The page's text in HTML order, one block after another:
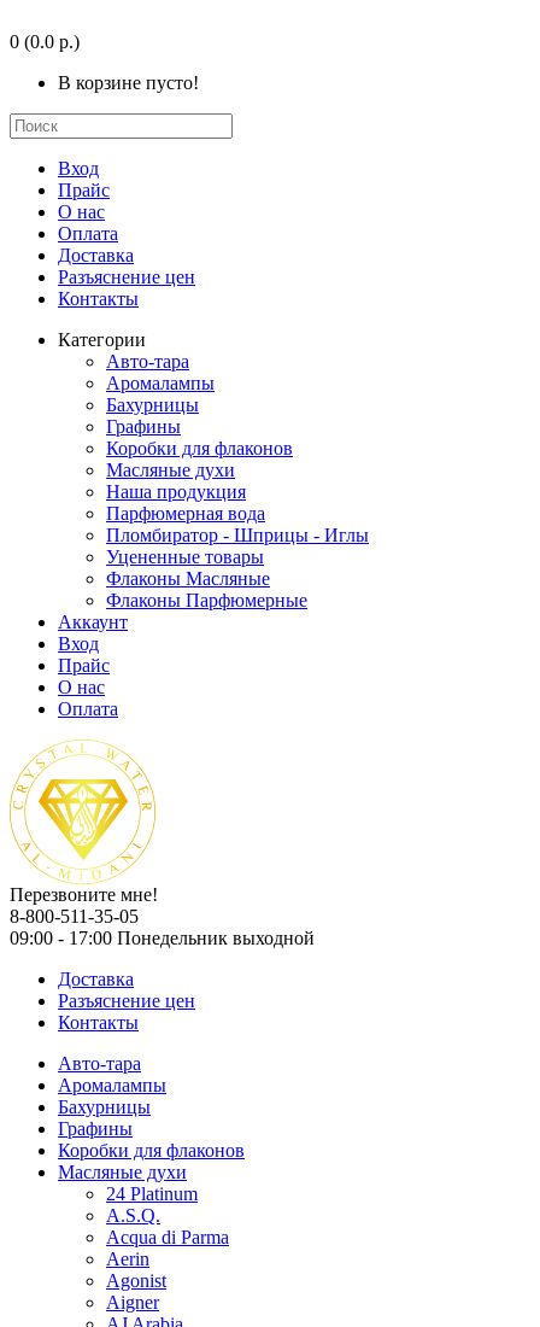
0 (0.0 р.)
В корзине пусто!
Вход
Прайс
О нас
Оплата
Доставка
Разъяснение цен
Контакты
Категории
Авто-тара
Аромалампы
Бахурницы
Графины
Коробки для флаконов
Масляные духи
Наша продукция
Парфюмерная вода
Пломбиратор - Шприцы - Иглы
Уцененные товары
Флаконы Масляные
Флаконы Парфюмерные
Аккаунт
Вход
Прайс
О нас
Оплата
Перезвоните мне!
8-800-511-35-05
09:00 - 17:00 Понедельник выходной
Доставка
Разъяснение цен
Контакты
Авто-тара
Аромалампы
Бахурницы
Графины
Коробки для флаконов
Масляные духи
24 Platinum
A.S.Q.
Acqua di Parma
Aerin
Agonist
Aigner